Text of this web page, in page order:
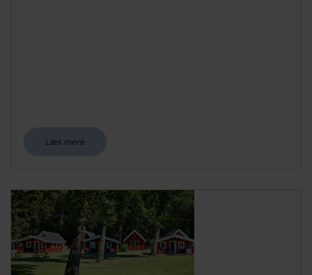
Læs mere